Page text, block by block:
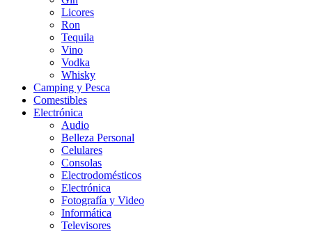
Licores
Ron
Tequila
Vino
Vodka
Whisky
Camping y Pesca
Comestibles
Electrónica
Audio
Belleza Personal
Celulares
Consolas
Electrodomésticos
Electrónica
Fotografía y Video
Informática
Televisores